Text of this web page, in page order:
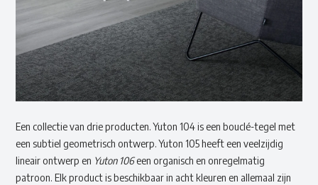
Een collectie van drie producten. Yuton 104 is een bouclé-tegel met
een subtiel geometrisch ontwerp. Yuton 105 heeft een veelzijdig
lineair ontwerp en Yuton 106een organisch en onregelmatig
patroon. Elk product is beschikbaar in acht kleuren en allemaal zijn